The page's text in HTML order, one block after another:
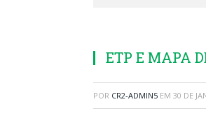
ETP E MAPA
POR CR2-ADMIN5 EM 30 DE